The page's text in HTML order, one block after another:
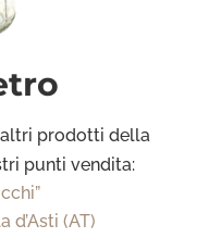
prodotti della
punti vendita:
d’Asti (AT)